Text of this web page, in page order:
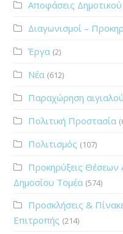
Αποφάσεις
Διαγωνισμοί –
Έργα (2)
Νέα (612)
Παραχώρηση αιγιαλού
Πολιτική Προστασία
Πολιτισμός (107)
Προκηρύξεις
Δημοσίου Τομέα (574)
Προσκλήσεις &
Επιτροπής (214)